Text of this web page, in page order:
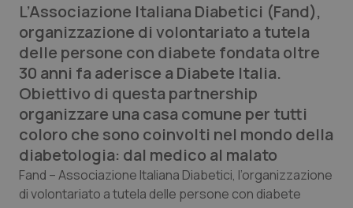
Lettere al direttore
Edizioni Regionali
QS Pro
Professionisti Sanitari.AI
Abruzzo
QS Pro Gold
L’Associazione Italiana Diabetici (Fand),
organizzazione di volontariato a tutela
delle persone con diabete fondata oltre
30 anni fa aderisce a Diabete Italia.
Obiettivo di questa partnership
organizzare una casa comune per tutti
coloro che sono coinvolti nel mondo della
diabetologia: dal medico al malato
Fand – Associazione Italiana Diabetici, l’organizzazione
di volontariato a tutela delle persone con diabete